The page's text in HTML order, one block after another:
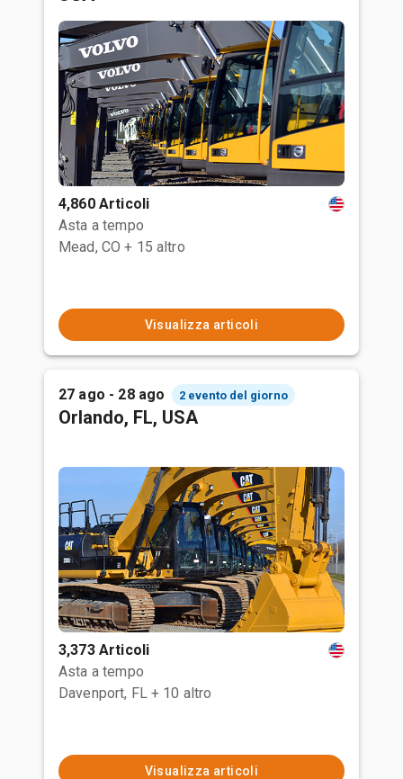
4,860 Articoli
Asta a tempo
Mead, CO + 15 altro
Visualizza articoli
27 ago - 28 ago 2 evento del giorno
Orlando, FL, USA
3,373 Articoli
Asta a tempo
Davenport, FL + 10 altro
Visualizza articoli